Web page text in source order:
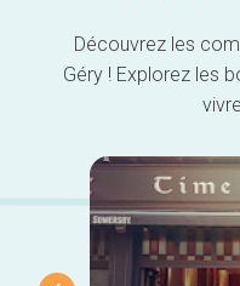
Découvrez les
Géry ! Explorez les